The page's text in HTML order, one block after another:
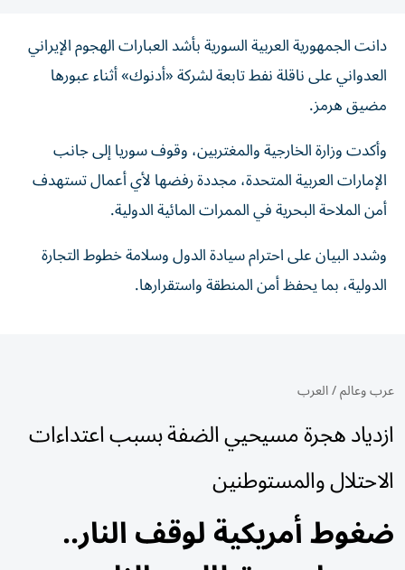
دانت الجمهورية العربية السورية بأشد العبارات الهجوم الإيراني
العدواني على ‏ناقلة نفط تابعة لشركة «أدنوك» أثناء عبورها
مضيق هرمز.‏
وأكدت وزارة الخارجية والمغتربين، وقوف سوريا إلى ‏جانب
الإمارات العربية المتحدة، مجددة رفضها لأي أعمال تستهدف
أمن الملاحة ‏البحرية في الممرات المائية الدولية.‏
وشدد البيان على احترام سيادة الدول وسلامة خطوط التجارة
الدولية، بما ‏يحفظ أمن المنطقة واستقرارها.‏
عرب وعالم/العرب
ازدياد هجرة مسيحيي الضفة بسبب اعتداءات
الاحتلال والمستوطنين
ضغوط أمريكية لوقف النار..